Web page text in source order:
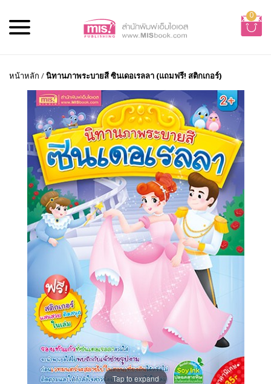
0
หน้าหลัก /นิทานภาพระบายสี ซินเดอเรลลา (แถมฟรี! สติกเกอร์)
Tap to expand